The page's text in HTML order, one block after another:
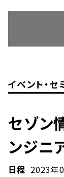
イベント・セ
セゾン
ンジニ
日程 2023年